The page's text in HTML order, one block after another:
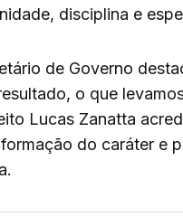
disciplina e
de Governo
o que
Lucas Zanatta
do caráter e